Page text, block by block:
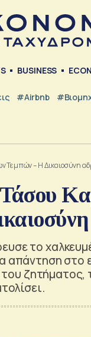
BUSINESS
#Airbnb
Τεμπών – Η Δικαιοσύνη
το
απάντηση στο
του